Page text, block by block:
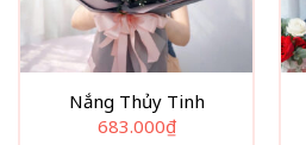
Nắng Thủy Tinh
683.000₫